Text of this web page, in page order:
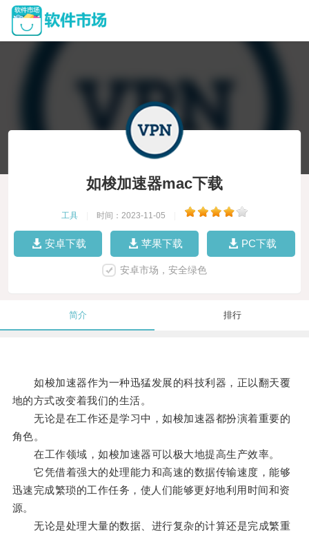
如梭加速器mac下载
工具 时间：2023-11-05
安卓下载 苹果下载 PC下载
安卓市场，安全绿色
简介 排行
如梭加速器作为一种迅猛发展的科技利器，正以翻天覆
地的方式改变着我们的生活。
无论是在工作还是学习中，如梭加速器都扮演着重要的
角色。
在工作领域，如梭加速器可以极大地提高生产效率。
它凭借着强大的处理能力和高速的数据传输速度，能够
迅速完成繁琐的工作任务，使人们能够更好地利用时间和资
源。
无论是处理大量的数据、进行复杂的计算还是完成繁重